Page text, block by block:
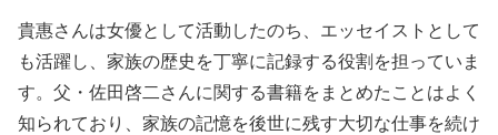
貴惠さんは女優として活動したのち、エッセイストとして
も活躍し、家族の歴史を丁寧に記録する役割を担っていま
す。父・佐田啓二さんに関する書籍をまとめたことはよく
知られており、家族の記憶を後世に残す大切な仕事を続け